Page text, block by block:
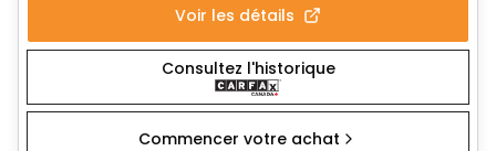
Voir les détails
Consultez l'historique
Commencer votre achat